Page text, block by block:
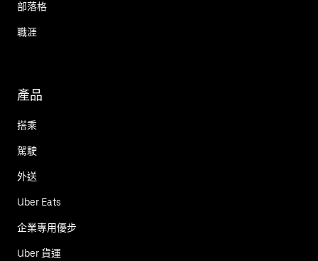
部落格
職涯
產品
搭乘
駕駛
外送
Uber Eats
企業專用優步
Uber 貨運